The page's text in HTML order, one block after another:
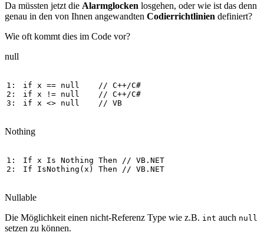
Da müssten jetzt die Alarmglocken losgehen, oder wie ist das denn
genau in den von Ihnen angewandten Codierrichtlinien definiert?
Wie oft kommt dies im Code vor?
null
1:
2:
3:
if x == null
// C++/C#
if x != null
// C++/C#
if x <> null // VB
Nothing
1:
2:
If x Is Nothing Then
// VB.NET
If
IsNothing ( x ) Then // VB.NET
Nullable
Die Möglichkeit einen nicht-Referenz Type wie z.B. int auch null
setzen zu können.